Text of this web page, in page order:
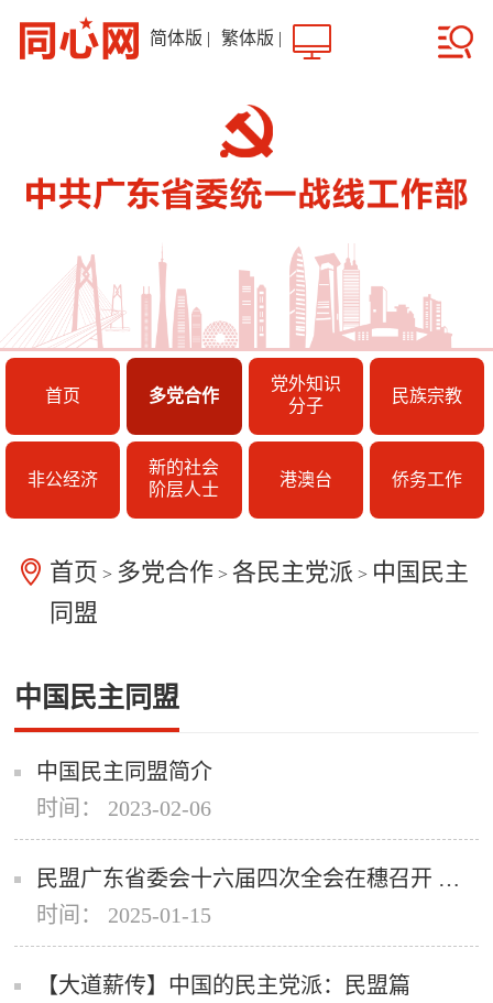
简体版 | 繁体版 |
首页 多党合作
党外知识
分子
民族宗教
非公经济
新的社会
阶层人士
港澳台 侨务工作
首页 > 多党合作 >各民主党派 > 中国民主
同盟
中国民主同盟
中国民主同盟简介
时间： 2023-02-06
民盟广东省委会十六届四次全会在穗召开 推动各项履职工作取得新进展新成效
时间： 2025-01-15
【大道薪传】中国的民主党派：民盟篇